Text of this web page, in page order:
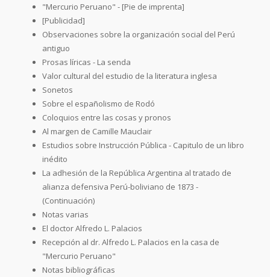
"Mercurio Peruano" - [Pie de imprenta]
[Publicidad]
Observaciones sobre la organización social del Perú
antiguo
Prosas líricas - La senda
Valor cultural del estudio de la literatura inglesa
Sonetos
Sobre el españolismo de Rodó
Coloquios entre las cosas y pronos
Al margen de Camille Mauclair
Estudios sobre Instrucción Pública - Capitulo de un libro
inédito
La adhesión de la República Argentina al tratado de
alianza defensiva Perú-boliviano de 1873 -
(Continuación)
Notas varias
El doctor Alfredo L. Palacios
Recepción al dr. Alfredo L. Palacios en la casa de
"Mercurio Peruano"
Notas bibliográficas